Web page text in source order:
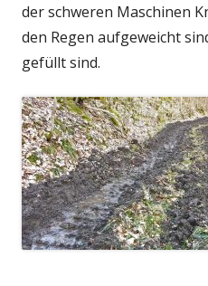
der schweren Maschinen
den Regen aufgeweicht
gefüllt sind.